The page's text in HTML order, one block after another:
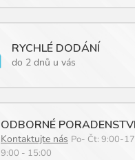
p
s
u
RYCHLÉ DODÁNÍ
do 2 dnů u vás
ODBORNÉ PORADENSTVÍ
Kontaktujte nás Po- Čt: 9:00-
9:00 - 15:00